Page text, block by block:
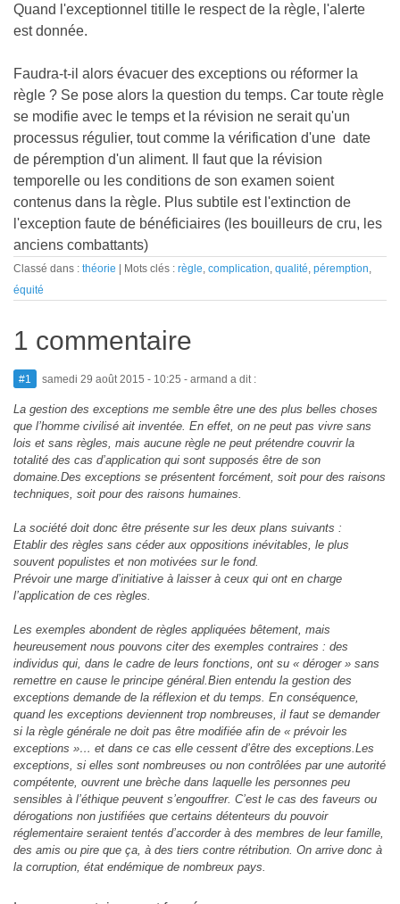
Quand l'exceptionnel titille le respect de la règle, l'alerte
est donnée.
Faudra-t-il alors évacuer des exceptions ou réformer la
règle ? Se pose alors la question du temps. Car toute règle
se modifie avec le temps et la révision ne serait qu'un
processus régulier, tout comme la vérification d'une date
de péremption d'un aliment. Il faut que la révision
temporelle ou les conditions de son examen soient
contenus dans la règle. Plus subtile est l'extinction de
l'exception faute de bénéficiaires (les bouilleurs de cru, les
anciens combattants)
Classé dans : théorie Mots clés : règle complication qualité péremption
équité
1 commentaire
#1 samedi 29 août 2015 - 10:25 - armand a dit :
La gestion des exceptions me semble être une des plus belles choses
que l’homme civilisé ait inventée. En effet, on ne peut pas vivre sans
lois et sans règles, mais aucune règle ne peut prétendre couvrir la
totalité des cas d’application qui sont supposés être de son
domaine.Des exceptions se présentent forcément, soit pour des raisons
techniques, soit pour des raisons humaines.
La société doit donc être présente sur les deux plans suivants :
Etablir des règles sans céder aux oppositions inévitables, le plus
souvent populistes et non motivées sur le fond.
Prévoir une marge d’initiative à laisser à ceux qui ont en charge
l’application de ces règles.
Les exemples abondent de règles appliquées bêtement, mais
heureusement nous pouvons citer des exemples contraires : des
individus qui, dans le cadre de leurs fonctions, ont su « déroger » sans
remettre en cause le principe général.Bien entendu la gestion des
exceptions demande de la réflexion et du temps. En conséquence,
quand les exceptions deviennent trop nombreuses, il faut se demander
si la règle générale ne doit pas être modifiée afin de « prévoir les
exceptions »… et dans ce cas elle cessent d’être des exceptions.Les
exceptions, si elles sont nombreuses ou non contrôlées par une autorité
compétente, ouvrent une brèche dans laquelle les personnes peu
sensibles à l’éthique peuvent s’engouffrer. C’est le cas des faveurs ou
dérogations non justifiées que certains détenteurs du pouvoir
réglementaire seraient tentés d’accorder à des membres de leur famille,
des amis ou pire que ça, à des tiers contre rétribution. On arrive donc à
la corruption, état endémique de nombreux pays.